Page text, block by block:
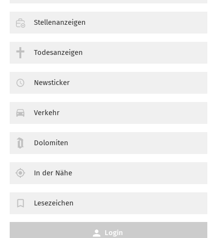
Stellenanzeigen
Todesanzeigen
Newsticker
Verkehr
Dolomiten
In der Nähe
Lesezeichen
Login